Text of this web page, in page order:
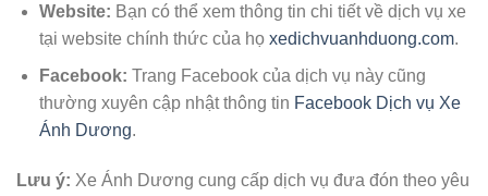
Website: Bạn có thể xem thông tin chi tiết về dịch vụ xe
tại website chính thức của họ xedichvuanhduong.com.
Facebook: Trang Facebook của dịch vụ này cũng
thường xuyên cập nhật thông tin Facebook Dịch vụ Xe
Ánh Dương.
Lưu ý: Xe Ánh Dương cung cấp dịch vụ đưa đón theo yêu